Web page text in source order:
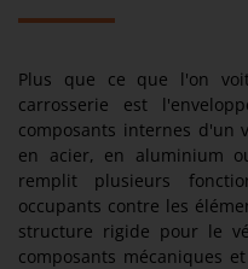
Plus que ce que l'on
carrosserie est
composants internes d'un
en acier, en aluminium
remplit plusieurs
occupants contre les
structure rigide pour le
composants mécaniques